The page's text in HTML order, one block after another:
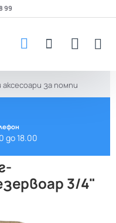
99
за помпи
до 18.00
3/4"